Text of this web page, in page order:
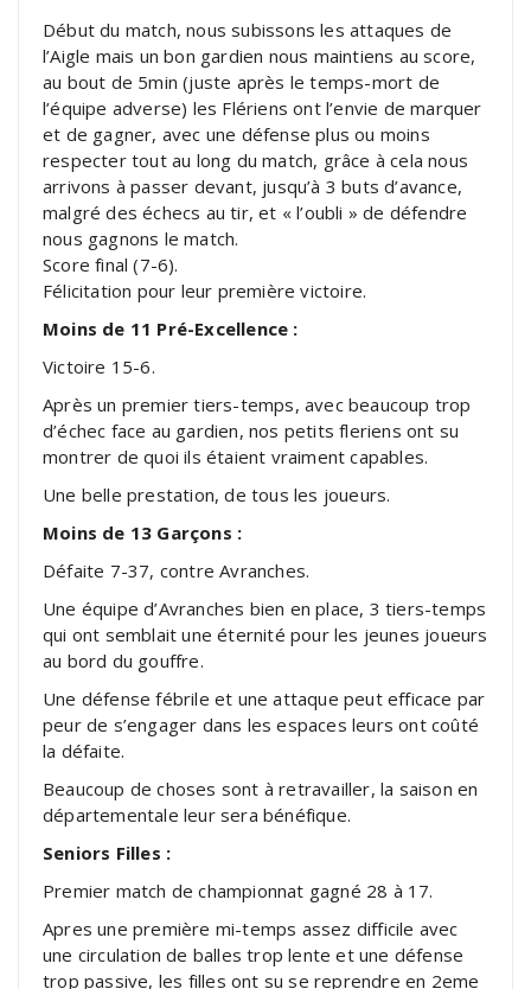
Début du match, nous subissons les attaques de
l’Aigle mais un bon gardien nous maintiens au score,
au bout de 5min (juste après le temps-mort de
l’équipe adverse) les Flériens ont l’envie de marquer
et de gagner, avec une défense plus ou moins
respecter tout au long du match, grâce à cela nous
arrivons à passer devant, jusqu’à 3 buts d’avance,
malgré des échecs au tir, et « l’oubli » de défendre
nous gagnons le match.
Score final (7-6).
Félicitation pour leur première victoire.
Moins de 11 Pré-Excellence :
Victoire 15-6.
Après un premier tiers-temps, avec beaucoup trop
d’échec face au gardien, nos petits fleriens ont su
montrer de quoi ils étaient vraiment capables.
Une belle prestation, de tous les joueurs.
Moins de 13 Garçons :
Défaite 7-37, contre Avranches.
Une équipe d’Avranches bien en place, 3 tiers-temps
qui ont semblait une éternité pour les jeunes joueurs
au bord du gouffre.
Une défense fébrile et une attaque peut efficace par
peur de s’engager dans les espaces leurs ont coûté
la défaite.
Beaucoup de choses sont à retravailler, la saison en
départementale leur sera bénéfique.
Seniors Filles :
Premier match de championnat gagné 28 à 17.
Apres une première mi-temps assez difficile avec
une circulation de balles trop lente et une défense
trop passive, les filles ont su se reprendre en 2eme